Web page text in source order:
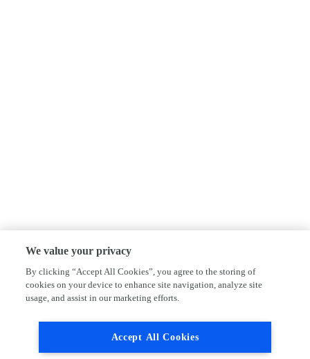
We value your privacy
By clicking “Accept All Cookies”, you agree to the storing of
cookies on your device to enhance site navigation, analyze site
usage, and assist in our marketing efforts.
Accept All Cookies